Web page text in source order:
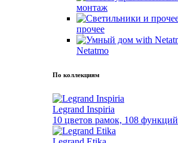
монтаж
прочее
Netatmo
По коллекциям
Legrand Inspiria
10 цветов рамок, 108 функций